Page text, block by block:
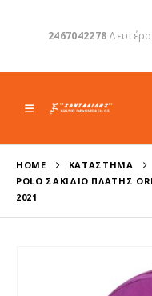
2467042278
HOME ΚΑΤΆΣΤΗΜΑ
POLO ΣΑΚΊΔΙΟ ΠΛΆΤΗΣ
2021